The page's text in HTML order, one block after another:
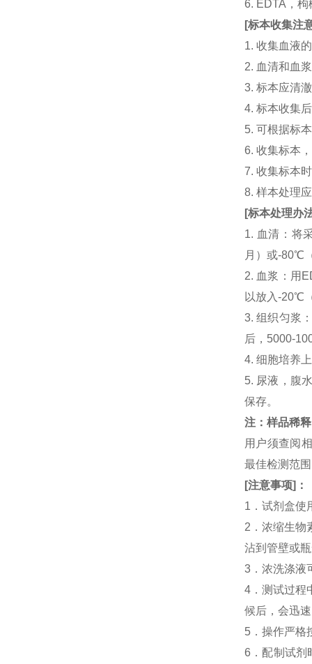
6. EDTA，
[标本收集注
1. 收集血液
2. 血清和血
3. 标本应清
4. 标本收集
5. 可根据标
6. 收集标本
7. 收集标本
8. 样本处理
[标本处理办
1. 血清：将
月）或-80℃
2. 血浆：用
以放入-20℃
3. 组织匀浆
后，5000-
4. 细胞培养
5. 尿液，腹
保存。
注：样品稀
用户须查阅
最佳检测范
[注意事项] ：
1．试剂盒使
2．浓缩生物
沾到管壁或
3．浓洗涤液
4．测试过程
候后，会迅
5．操作严格
6．配制试剂